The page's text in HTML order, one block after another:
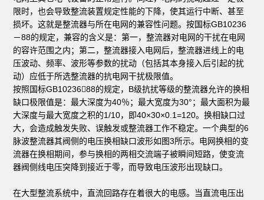
限时，也会导致整流装置规定性能的下降，使其运行中断、甚至
损坏。这就是整流器与所在电网的兼容性问题。按国标GB10236
－88的规定，兼容的含义是：第一，整流器对电网的干扰在电网
的容许范围之内；第二，整流器接入电网后，整流器进线上的电
压波动、频率、波形等参数的扰动（包括其本身接入后引起的扰
动）应低于所选整流器的抗电网干扰极限值。
按照国标GB1023688的规定，B级抗扰等级的整流器允许的换相
缺口极限值是：最大深度为40％；最大宽度为30°；最大面积为最
大深度与最大宽度之积的1/10，即40×30×0.1=120。换相缺口过
大，会造成触发失败、误触发或整流器工作不稳定。一个典型的6
脉波整流器其阀侧的电压换相缺口波形如图3所示。电网换相的变
流器在换相期间，参与换相的两相交流端子被瞬间短路，使变流
器阀侧线电压突降到接近于零，而导致电压波形出现缺口。
在大型整流系统中，直流回路存在着很大的电感。当直流电压出